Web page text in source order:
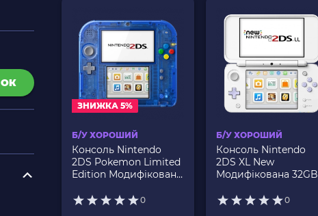
ОК
ЗНИЖКА 5%
Б/У ХОРОШИЙ
Консоль Nintendo
2DS Pokemon Limited
Edition Модифікована
Вбудованих Ігор Б/У
0
Б/У ХОРОШИЙ
Консоль Nintendo
2DS XL New
Модифікована 32GB
Вбудованих Ігор Б/У
0